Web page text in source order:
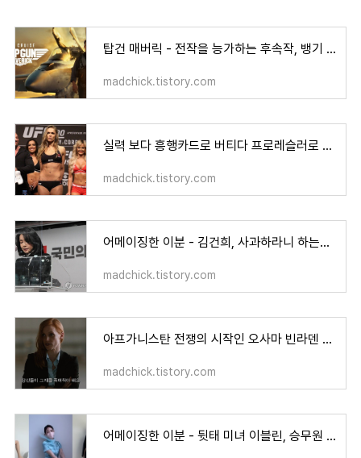
탑건 매버릭 - 전작을 능가하는 후속작, 뱅기 좋아하면 이건 봐야지
madchick.tistory.com
실력 보다 흥행카드로 버티다 프로레슬러로 전직한 론다 로우지
madchick.tistory.com
어메이징한 이분 - 김건희, 사과하라니 하는데 난 남편에게 미안하다
madchick.tistory.com
아프가니스탄 전쟁의 시작인 오사마 빈라덴 체포를 다룬 영화 - 제로 다크 서티
madchick.tistory.com
어메이징한 이분 - 뒷태 미녀 이블린, 승무원 룩북, 알고보니..